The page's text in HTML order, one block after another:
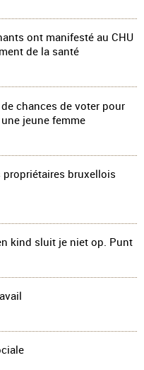
ont manifesté au CHU
de la santé
chances de voter pour
jeune femme
bruxellois
kind sluit je niet op. Punt